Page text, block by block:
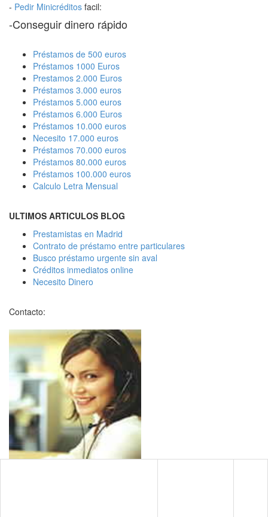
- Pedir Minicréditos facil:
-Conseguir dinero rápido
Préstamos de 500 euros
Préstamos 1000 Euros
Prestamos 2.000 Euros
Préstamos 3.000 euros
Préstamos 5.000 euros
Préstamos 6.000 Euros
Préstamos 10.000 euros
Necesito 17.000 euros
Préstamos 70.000 euros
Préstamos 80.000 euros
Préstamos 100.000 euros
Calculo Letra Mensual
ULTIMOS ARTICULOS BLOG
Prestamistas en Madrid
Contrato de préstamo entre particulares
Busco préstamo urgente sin aval
Créditos inmediatos online
Necesito Dinero
Contacto: